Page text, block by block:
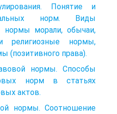
Понятие и
норм. Виды
нормы морали, обычаи,
религиозные нормы,
(позитивного права).
нормы. Способы
норм в статьях
актов.
нормы. Соотношение